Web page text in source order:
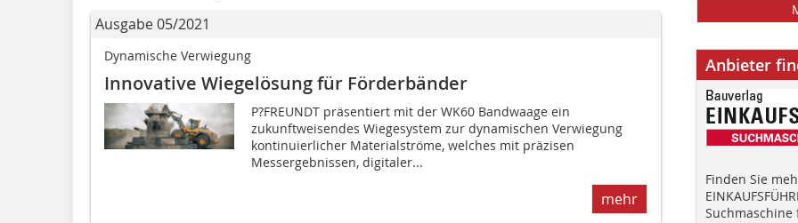
Ausgabe 05/2021
Dynamische Verwiegung
Innovative Wiegelösung für Förderbänder
P?FREUNDT präsentiert mit der WK60 Bandwaage ein
zukunftweisendes Wiegesystem zur dynamischen Verwiegung
kontinuierlicher Materialströme, welches mit präzisen
Messergebnissen, digitaler...
mehr
Anbieter
Finden Sie